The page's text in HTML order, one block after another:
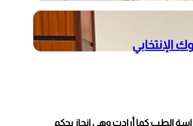
الإنتخابي
الثانوية العامة التجريبي ، الطالبة رنا سمير عساف حصلت على معدل 88 وهي تحلم بدراسة الطب كما أرادت وهي انجاز بحكم